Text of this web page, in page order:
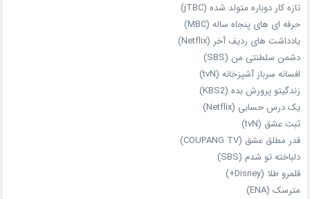
تازه‌ کار دوباره‌ متولد شده (jTBC)
حرفه‌ ای‌ های پنجاه‌ ساله (MBC)
یادداشت‌ های ردیف آخر (Netflix)
دشمن سلطنتی من (SBS)
افسانه سرباز آشپزخانه (tvN)
زندگیتو پرورش بده (KBS2)
یک درس حسابی (Netflix)
ثبت عشق (tvN)
قدر مطلق عشق (COUPANG TV)
دلباخته تو شدم (SBS)
قلمرو طلا (Disney+)
مترسک (ENA)